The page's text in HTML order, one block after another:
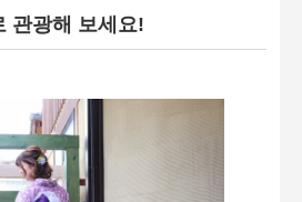
관광해 보세요!